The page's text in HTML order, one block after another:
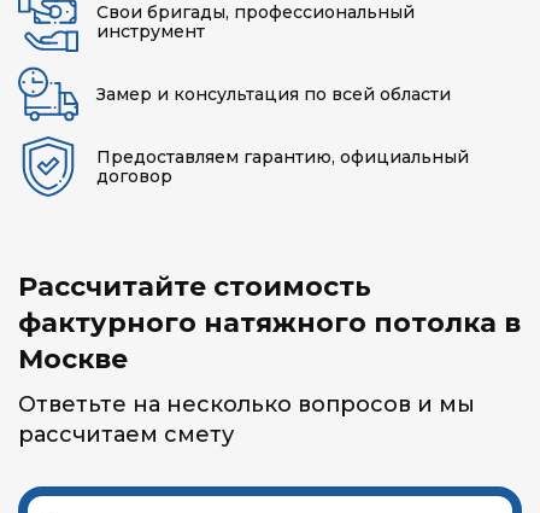
Свои бригады, профессиональный
инструмент
Замер и консультация по всей области
Предоставляем гарантию, официальный
договор
Рассчитайте стоимость
фактурного натяжного потолка в
Москве
Ответьте на несколько вопросов и мы
рассчитаем смету